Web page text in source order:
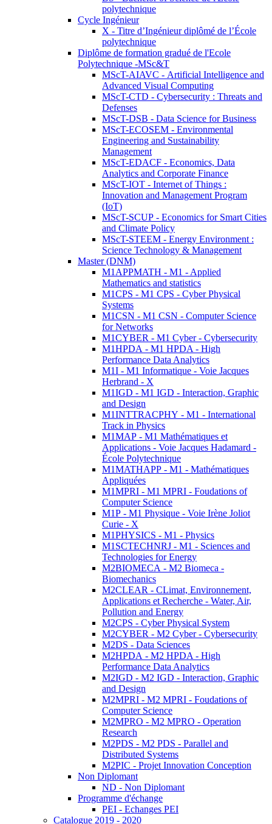
polytechnique
Cycle Ingénieur
X - Titre d’Ingénieur diplômé de l’École
polytechnique
Diplôme de formation gradué de l'Ecole
Polytechnique -MSc&T
MScT-AIAVC - Artificial Intelligence and
Advanced Visual Computing
MScT-CTD - Cybersecurity : Threats and
Defenses
MScT-DSB - Data Science for Business
MScT-ECOSEM - Environmental
Engineering and Sustainability
Management
MScT-EDACF - Economics, Data
Analytics and Corporate Finance
MScT-IOT - Internet of Things :
Innovation and Management Program
(IoT)
MScT-SCUP - Economics for Smart Cities
and Climate Policy
MScT-STEEM - Energy Environment :
Science Technology & Management
Master (DNM)
M1APPMATH - M1 - Applied
Mathematics and statistics
M1CPS - M1 CPS - Cyber Physical
Systems
M1CSN - M1 CSN - Computer Science
for Networks
M1CYBER - M1 Cyber - Cybersecurity
M1HPDA - M1 HPDA - High
Performance Data Analytics
M1I - M1 Informatique - Voie Jacques
Herbrand - X
M1IGD - M1 IGD - Interaction, Graphic
and Design
M1INTTRACPHY - M1 - International
Track in Physics
M1MAP - M1 Mathématiques et
Applications - Voie Jacques Hadamard -
École Polytechnique
M1MATHAPP - M1 - Mathématiques
Appliquées
M1MPRI - M1 MPRI - Foudations of
Computer Science
M1P - M1 Physique - Voie Irène Joliot
Curie - X
M1PHYSICS - M1 - Physics
M1SCTECHNRJ - M1 - Sciences and
Technologies for Energy
M2BIOMECA - M2 Biomeca -
Biomechanics
M2CLEAR - CLimat, Environnement,
Applications et Recherche - Water, Air,
Pollution and Energy
M2CPS - Cyber Physical System
M2CYBER - M2 Cyber - Cybersecurity
M2DS - Data Sciences
M2HPDA - M2 HPDA - High
Performance Data Analytics
M2IGD - M2 IGD - Interaction, Graphic
and Design
M2MPRI - M2 MPRI - Foudations of
Computer Science
M2MPRO - M2 MPRO - Operation
Research
M2PDS - M2 PDS - Parallel and
Distributed Systems
M2PIC - Projet Innovation Conception
Non Diplomant
ND - Non Diplomant
Programme d'échange
PEI - Echanges PEI
Catalogue 2019 - 2020